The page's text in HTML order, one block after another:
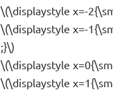
\(\displaystyle x=-
\(\displaystyle x=-
;}\)
\(\displaystyle
\(\displaystyle